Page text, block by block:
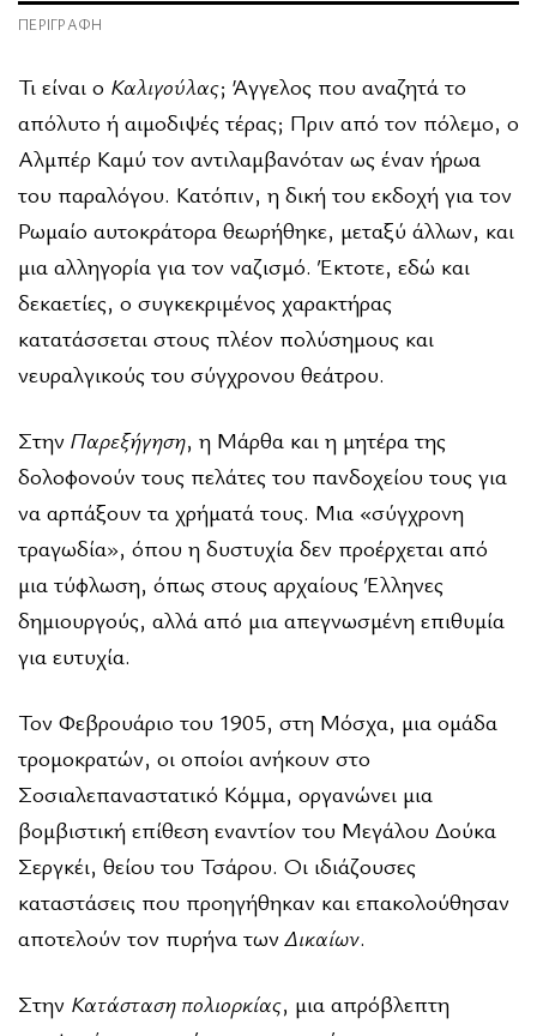
ΠΕΡΙΓΡΑΦΉ
Τι είναι ο Καλιγούλας; Άγγελος που αναζητά το
απόλυτο ή αιμοδιψές τέρας; Πριν από τον πόλεμο, ο
Αλμπέρ Καμύ τον αντιλαμβανόταν ως έναν ήρωα
του παραλόγου. Κατόπιν, η δική του εκδοχή για τον
Ρωμαίο αυτοκράτορα θεωρήθηκε, μεταξύ άλλων, και
μια αλληγορία για τον ναζισμό. Έκτοτε, εδώ και
δεκαετίες, ο συγκεκριμένος χαρακτήρας
κατατάσσεται στους πλέον πολύσημους και
νευραλγικούς του σύγχρονου θεάτρου.
ΣτηνΠαρεξήγηση, η Μάρθα και η μητέρα της
δολοφονούν τους πελάτες του πανδοχείου τους για
να αρπάξουν τα χρήματά τους. Μια «σύγχρονη
τραγωδία», όπου η δυστυχία δεν προέρχεται από
μια τύφλωση, όπως στους αρχαίους Έλληνες
δημιουργούς, αλλά από μια απεγνωσμένη επιθυμία
για ευτυχία.
Τον Φεβρουάριο του 1905, στη Μόσχα, μια ομάδα
τρομοκρατών, οι οποίοι ανήκουν στο
Σοσιαλεπαναστατικό Κόμμα, οργανώνει μια
βομβιστική επίθεση εναντίον του Μεγάλου Δούκα
Σεργκέι, θείου του Τσάρου. Οι ιδιάζουσες
καταστάσεις που προηγήθηκαν και επακολούθησαν
αποτελούν τον πυρήνα τωνΔικαίων.
Στην Κατάσταση πολιορκίας, μια απρόβλεπτη